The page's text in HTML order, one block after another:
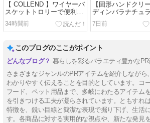
【 COLLEND 】ワイヤーバ
スケットトロリーで便利な
見せる収納【耐荷重
10kg】
34時間前
【固形ハンドクリ
ディンバラナチュラ
ンケア【SOLID
CREAM BAR】
7日前
このブログのここがポイント
暮らしを彩るバラエティ豊かな
さまざまなジャンルのPRアイテムを紹介しながら
わかりやすく伝えることを目的としています。コ
フード、ペット用品まで、多岐にわたるアイテム
を引きつける工夫が凝らされています。ともすれ
特徴を、鋭い目線と簡潔な表現で掘り下げ、生活
す。各商品に対する実用的な視点や、新たな発見